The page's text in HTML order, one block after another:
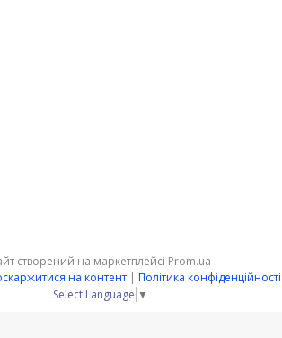
створений на маркетплейсі Prom.ua
на контент | Політика конфіденційності
Select Language ▼